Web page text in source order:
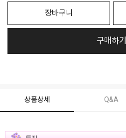
장바구니
구매하기
상품상세 Q&A